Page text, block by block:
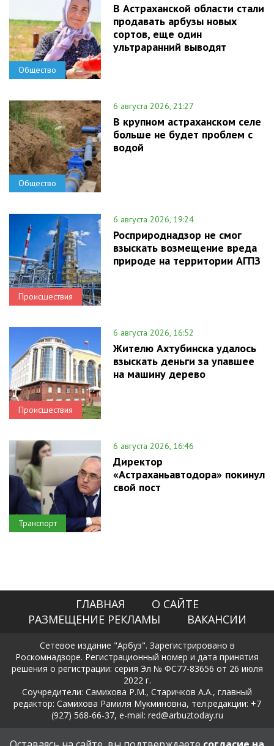
Общество
В Астраханской области стали
продавать арбузы новых
сортов, еще один
ультраранний выводят
Общество
6 августа 2026, 21:27
В крупном астраханском селе
больше не будет проблем с
водой
Происшествия
6 августа 2026, 19:24
Росприроднадзор не смог
взыскать возмещение вреда
природе на территории АГПЗ
Происшествия
6 августа 2026, 16:52
Жителю Ахтубинска удалось
взыскать деньги за упавшее
на машину дерево
Транспорт
6 августа 2026, 16:46
Директор
«Астраханьавтодора» покинул
свой пост
ГЛАВНАЯ
О САЙТЕ
РАЗМЕЩЕНИЕ РЕКЛАМЫ
ВАКАНСИИ
Сетевое издание "Арбуз". Зарегистрировано в
Роскомнадзоре. Регистрационный номер и дата принятия
решения о регистрации: серия Эл № ФС77-83656 от 26 июля
2022 г.
Соучредители: Самихова Р.М., Старичков А.А., главный
редактор: Самихова Рамиля Мукминовна, тел.редакции: +7
(927) 568-66-37, e-mail: red@arbuztoday.ru
Политика в отношении обработки и защиты персональных